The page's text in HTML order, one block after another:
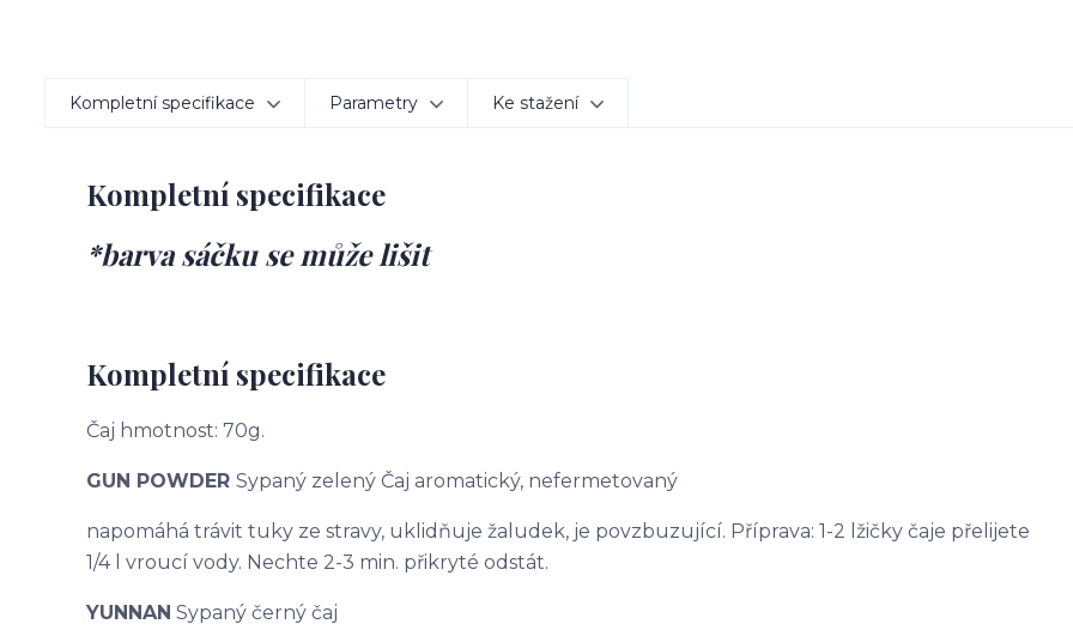
Kompletní specifikace Parametry Ke stažení
Kompletní specifikace
*barva sáčku se může lišit
Kompletní specifikace
Čaj hmotnost: 70g.
GUN POWDER Sypaný zelený Čaj aromatický, nefermetovaný
napomáhá trávit tuky ze stravy, uklidňuje žaludek, je povzbuzující. Příprava: 1-2 lžičky čaje přelijete
1/4 l vroucí vody. Nechte 2-3 min. přikryté odstát.
YUNNAN Sypaný černý čaj